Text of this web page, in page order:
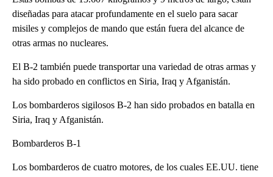
diseñadas para atacar profundamente en el suelo para sacar
misiles y complejos de mando que están fuera del alcance de
otras armas no nucleares.
El B-2 también puede transportar una variedad de otras armas y
ha sido probado en conflictos en Siria, Iraq y Afganistán.
Los bombarderos sigilosos B-2 han sido probados en batalla en
Siria, Iraq y Afganistán.
Bombarderos B-1
Los bombarderos de cuatro motores, de los cuales EE.UU. tiene